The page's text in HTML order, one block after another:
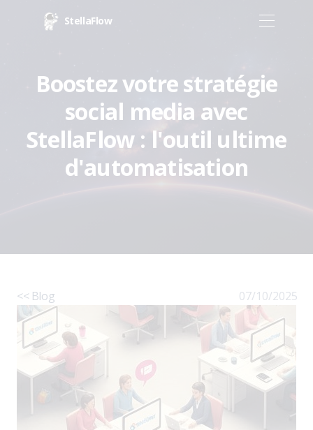
StellaFlow
Boostez votre stratégie
social media avec
StellaFlow : l'outil ultime
d'automatisation
<< Blog 07/10/2025